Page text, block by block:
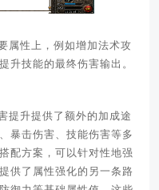
属性上，例如增加法术攻
升技能的最终伤害输出。
提升提供了额外的加成途
暴击伤害、技能伤害等多
配方案，可以针对性地强
供了属性强化的另一条路